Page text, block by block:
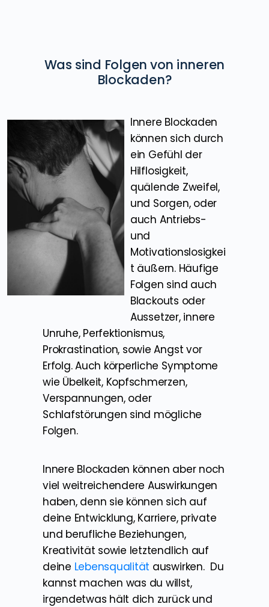
Was sind Folgen von inneren
Blockaden?
Innere Blockaden
können sich durch
ein Gefühl der
Hilflosigkeit,
quälende Zweifel,
und Sorgen, oder
auch Antriebs-
und
Motivationslosigkei
t äußern. Häufige
Folgen sind auch
Blackouts oder
Aussetzer, innere
Unruhe, Perfektionismus,
Prokrastination, sowie Angst vor
Erfolg. Auch körperliche Symptome
wie Übelkeit, Kopfschmerzen,
Verspannungen, oder
Schlafstörungen sind mögliche
Folgen.
Innere Blockaden können aber noch
viel weitreichendere Auswirkungen
haben, denn sie können sich auf
deine Entwicklung, Karriere, private
und berufliche Beziehungen,
Kreativität sowie letztendlich auf
deine Lebensqualität auswirken. Du
kannst machen was du willst,
irgendetwas hält dich zurück und